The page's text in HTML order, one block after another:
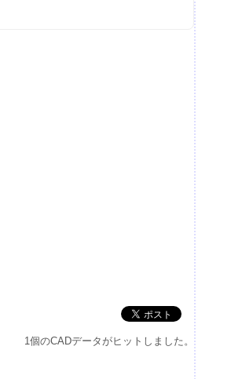
1個のCADデータがヒットしました。